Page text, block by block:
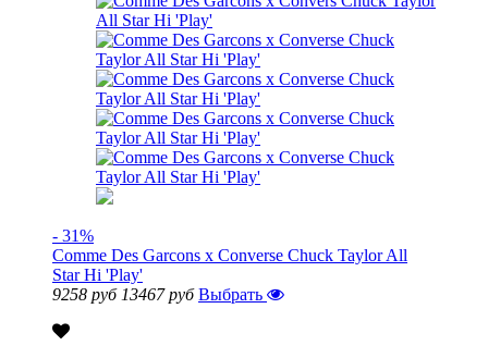
- 31%
Comme Des Garcons x Converse Chuck Taylor All
Star Hi 'Play'
9258 руб 13467 руб Выбрать